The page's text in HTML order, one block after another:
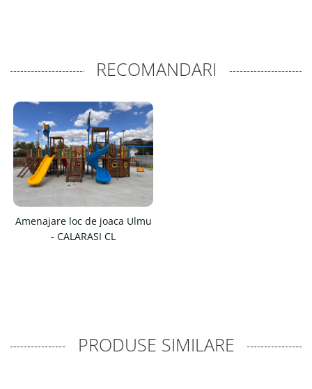
RECOMANDARI
Amenajare loc de joaca Ulmu
- CALARASI CL
PRODUSE SIMILARE